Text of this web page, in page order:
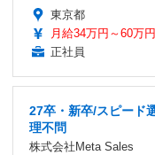
東京都
月給34万円～60万円
正社員
27卒・新卒/スピード
理不問
株式会社Meta Sales